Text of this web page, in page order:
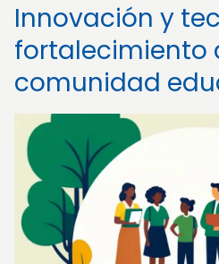
Innovación y
fortalecimiento
comunidad